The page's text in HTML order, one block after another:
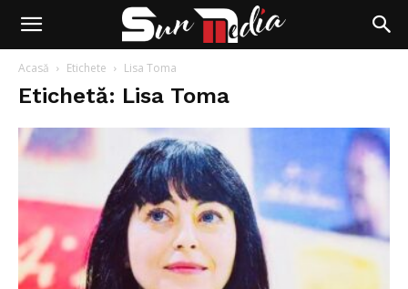
Acasă Etichete Lisa Toma
Etichetă: Lisa Toma